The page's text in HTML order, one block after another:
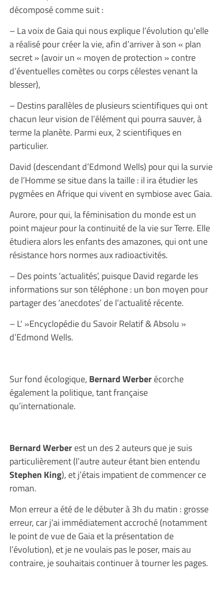
décomposé comme suit :
– La voix de Gaia qui nous explique l’évolution qu’elle
a réalisé pour créer la vie, afin d’arriver à son « plan
secret » (avoir un « moyen de protection » contre
d’éventuelles comètes ou corps célestes venant la
blesser),
– Destins parallèles de plusieurs scientifiques qui ont
chacun leur vision de l’élément qui pourra sauver, à
terme la planète. Parmi eux, 2 scientifiques en
particulier.
David (descendant d’Edmond Wells) pour qui la survie
de l’Homme se situe dans la taille : il ira étudier les
pygmées en Afrique qui vivent en symbiose avec Gaia.
Aurore, pour qui, la féminisation du monde est un
point majeur pour la continuité de la vie sur Terre. Elle
étudiera alors les enfants des amazones, qui ont une
résistance hors normes aux radioactivités.
– Des points ‘actualités’, puisque David regarde les
informations sur son téléphone : un bon moyen pour
partager des ‘anecdotes’ de l’actualité récente.
– L' »Encyclopédie du Savoir Relatif & Absolu »
d’Edmond Wells.
Sur fond écologique, Bernard Werberécorche
également la politique, tant française
qu’internationale.
Bernard Werberest un des 2 auteurs que je suis
particulièrement (l’autre auteur étant bien entendu
Stephen King), et j’étais impatient de commencer ce
roman.
Mon erreur a été de le débuter à 3h du matin : grosse
erreur, car j’ai immédiatement accroché (notamment
le point de vue de Gaia et la présentation de
l’évolution), et je ne voulais pas le poser, mais au
contraire, je souhaitais continuer à tourner les pages.